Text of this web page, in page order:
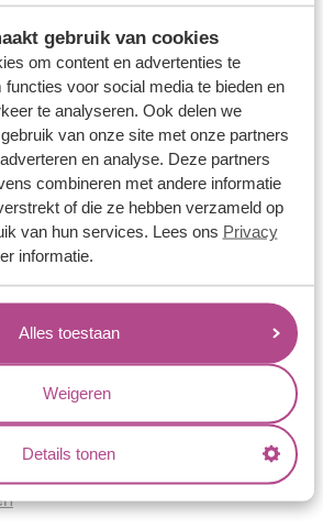
gebruik van cookies
om content en advertenties te
functies voor social media te bieden en
te analyseren. Ook delen we
van onze site met onze partners
en analyse. Deze partners
combineren met andere informatie
of die ze hebben verzameld op
van hun services. Lees ons Privacy
informatie.
Alles toestaan
Weigeren
Details tonen